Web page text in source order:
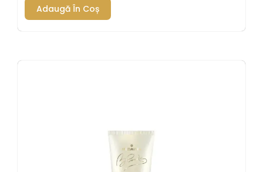
Adaugă În Coș